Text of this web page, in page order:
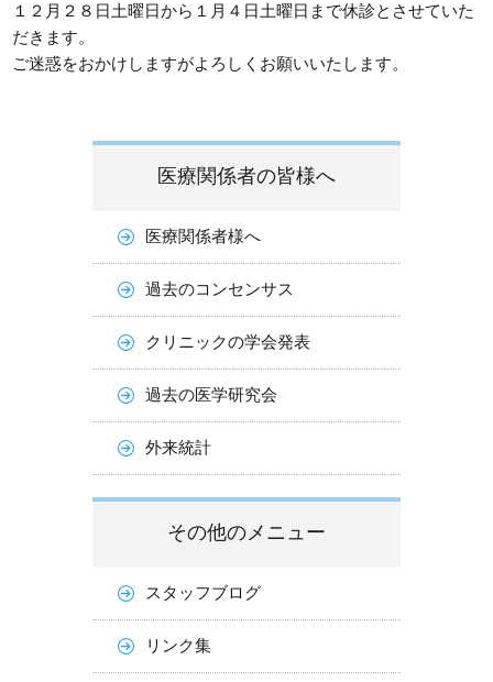
１２月２８日土曜日から１月４日土曜日まで休診とさせていた
だきます。
ご迷惑をおかけしますがよろしくお願いいたします。
医療関係者の皆様へ
医療関係者様へ
過去のコンセンサス
クリニックの学会発表
過去の医学研究会
外来統計
その他のメニュー
スタッフブログ
リンク集